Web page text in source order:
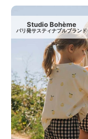
Studio Bohème
パリ発サスティナブルブランド